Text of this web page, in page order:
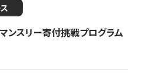
ンスリー寄付挑戦プログラム